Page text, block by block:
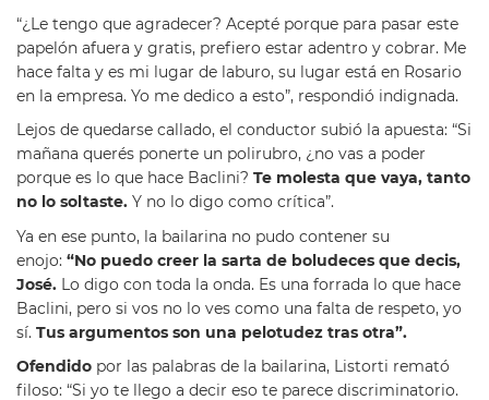
“¿Le tengo que agradecer? Acepté porque para pasar este
papelón afuera y gratis, prefiero estar adentro y cobrar. Me
hace falta y es mi lugar de laburo, su lugar está en Rosario
en la empresa. Yo me dedico a esto”, respondió indignada.
Lejos de quedarse callado, el conductor subió la apuesta: “Si
mañana querés ponerte un polirubro, ¿no vas a poder
porque es lo que hace Baclini? Te molesta que vaya, tanto
no lo soltaste. Y no lo digo como crítica”.
Ya en ese punto, la bailarina no pudo contener su
enojo: “No puedo creer la sarta de boludeces que decis,
José. Lo digo con toda la onda. Es una forrada lo que hace
Baclini, pero si vos no lo ves como una falta de respeto, yo
sí. Tus argumentos son una pelotudez tras otra”.
Ofendido por las palabras de la bailarina, Listorti remató
filoso: “Si yo te llego a decir eso te parece discriminatorio.